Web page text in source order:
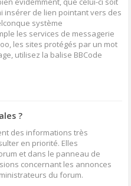
insérer de lien pointant vers des
système
les services de messagerie
les sites protégés par un mot
utilisez la balise BBCode
?
des informations très
en priorité. Elles
et dans le panneau de
concernant les annonces
du forum.